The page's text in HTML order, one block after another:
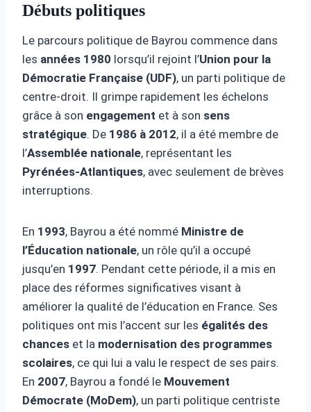
Débuts politiques
Le parcours politique de Bayrou commence dans
les années 1980 lorsqu’il rejoint l’Union pour la
Démocratie Française (UDF), un parti politique de
centre-droit. Il grimpe rapidement les échelons
grâce à son engagement et à son sens
stratégique. De 1986 à 2012, il a été membre de
l’Assemblée nationale, représentant les
Pyrénées-Atlantiques, avec seulement de brèves
interruptions.
En 1993, Bayrou a été nommé Ministre de
l’Éducation nationale, un rôle qu’il a occupé
jusqu’en 1997. Pendant cette période, il a mis en
place des réformes significatives visant à
améliorer la qualité de l’éducation en France. Ses
politiques ont mis l’accent sur les égalités des
chances et la modernisation des programmes
scolaires, ce qui lui a valu le respect de ses pairs.
En 2007, Bayrou a fondé le Mouvement
Démocrate (MoDem), un parti politique centriste